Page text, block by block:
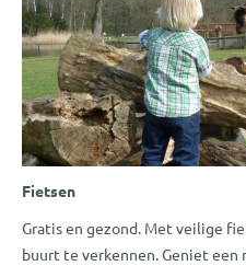
Fietsen
Gratis en gezond. Met veilige
buurt te verkennen. Geniet